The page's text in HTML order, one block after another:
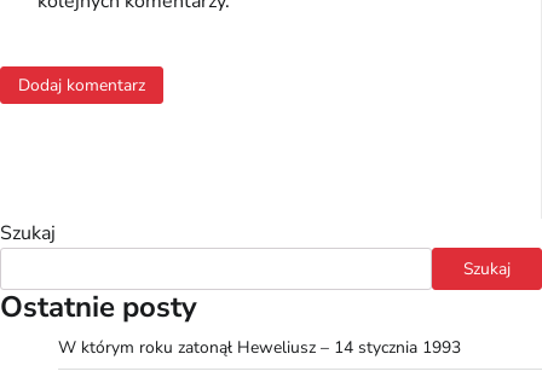
Szukaj
Szukaj
Ostatnie posty
W którym roku zatonął Heweliusz – 14 stycznia 1993